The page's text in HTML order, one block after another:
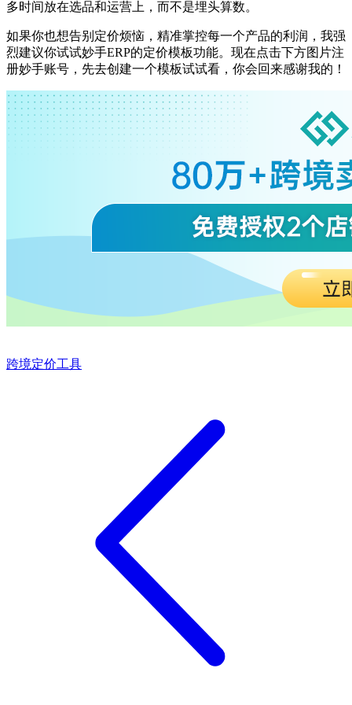
多时间放在选品和运营上，而不是埋头算数。
如果你也想告别定价烦恼，精准掌控每一个产品的利润，我强
烈建议你试试妙手ERP的定价模板功能。 现在点击下方图片注
册妙手账号 ，先去创建一个模板试试看，你会回来感谢我的！
跨境定价工具